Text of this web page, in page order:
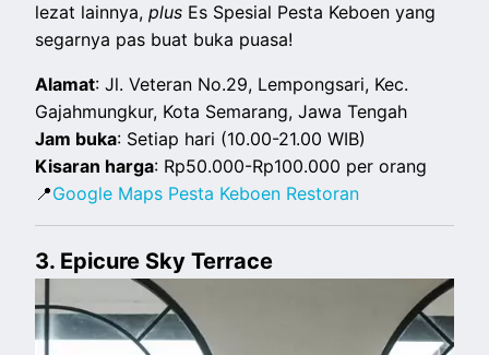
lezat lainnya,plus Es Spesial Pesta Keboen yang
segarnya pas buat buka puasa!
Alamat: Jl. Veteran No.29, Lempongsari, Kec.
Gajahmungkur, Kota Semarang, Jawa Tengah
Jam buka: Setiap hari (10.00-21.00 WIB)
Kisaran harga: Rp50.000-Rp100.000 per orang
📍Google Maps Pesta Keboen Restoran
3. Epicure Sky Terrace